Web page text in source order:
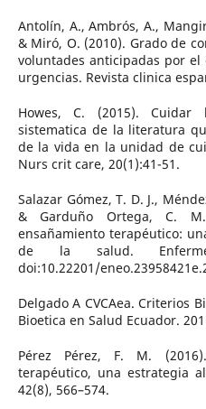
Antolín, A., Ambrós, A.,
& Miró, O. (2010). Grado de
voluntades anticipadas por
urgencias. Revista clinica
Howes, C. (2015).
sistematica de la literatura
de la vida en la unidad de
Nurs crit care, 20(1):41-51.
Salazar Gómez, T. D. J.,
& Garduño Ortega, C.
ensañamiento terapéutico:
de la salud.
doi:10.22201/
Delgado A CVCAea. Criterios
Bioetica en Salud Ecuador.
Pérez Pérez, F. M.
terapéutico, una estrategia
42(8), 566–574.